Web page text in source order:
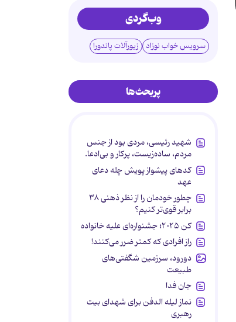
وب‌گردی
سرویس خواب نوزاد زیورآلات پاندورا
پربحث‌ها
شهید رئیسی، مردی بود از جنس
مردم، ساده‌زیست، پرکار و بی‌ادعا.
کدهای پیشواز پویش چله دعای
عهد
چطور خودمان را از نظر ذهنی ۳۸
برابر قوی‌تر کنیم؟
کن ۲۰۲۵؛ جشنواره‌ای علیه خانواده
راز افرادی که کمتر ضرر می‌کنند!
دورود، سرزمین شگفتی‌های
طبیعت
جان فدا
نماز لیله الدفن برای شهدای بیت
رهبری